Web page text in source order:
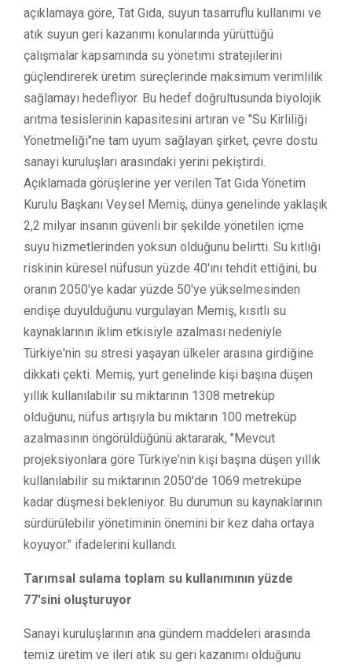
açıklamaya göre, Tat Gıda, suyun tasarruflu kullanımı ve
atık suyun geri kazanımı konularında yürüttüğü
çalışmalar kapsamında su yönetimi stratejilerini
güçlendirerek üretim süreçlerinde maksimum verimlilik
sağlamayı hedefliyor. Bu hedef doğrultusunda biyolojik
arıtma tesislerinin kapasitesini artıran ve "Su Kirliliği
Yönetmeliği"ne tam uyum sağlayan şirket, çevre dostu
sanayi kuruluşları arasındaki yerini pekiştirdi.
Açıklamada görüşlerine yer verilen Tat Gıda Yönetim
Kurulu Başkanı Veysel Memiş, dünya genelinde yaklaşık
2,2 milyar insanın güvenli bir şekilde yönetilen içme
suyu hizmetlerinden yoksun olduğunu belirtti. Su kıtlığı
riskinin küresel nüfusun yüzde 40'ını tehdit ettiğini, bu
oranın 2050'ye kadar yüzde 50'ye yükselmesinden
endişe duyulduğunu vurgulayan Memiş, kısıtlı su
kaynaklarının iklim etkisiyle azalması nedeniyle
Türkiye'nin su stresi yaşayan ülkeler arasına girdiğine
dikkati çekti. Memiş, yurt genelinde kişi başına düşen
yıllık kullanılabilir su miktarının 1308 metreküp
olduğunu, nüfus artışıyla bu miktarın 100 metreküp
azalmasının öngörüldüğünü aktararak, "Mevcut
projeksiyonlara göre Türkiye'nin kişi başına düşen yıllık
kullanılabilir su miktarının 2050'de 1069 metreküpe
kadar düşmesi bekleniyor. Bu durumun su kaynaklarının
sürdürülebilir yönetiminin önemini bir kez daha ortaya
koyuyor." ifadelerini kullandı.
Tarımsal sulama toplam su kullanımının yüzde
77'sini oluşturuyor
Sanayi kuruluşlarının ana gündem maddeleri arasında
temiz üretim ve ileri atık su geri kazanımı olduğunu